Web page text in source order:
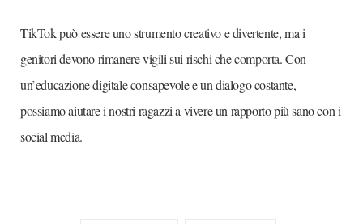
TikTok può essere uno strumento creativo e divertente, ma i
genitori devono rimanere vigili sui rischi che comporta. Con
un’educazione digitale consapevole e un dialogo costante,
possiamo aiutare i nostri ragazzi a vivere un rapporto più sano con i
social media.